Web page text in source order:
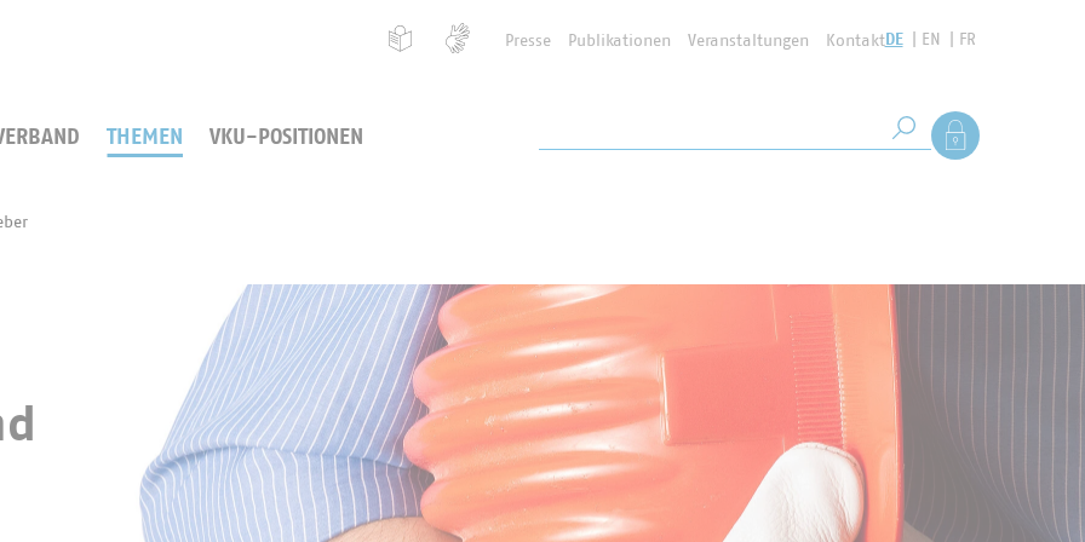
Presse Publikationen Veranstaltungen KontaktDE EN FR
THEMEN VKU-POSITIONEN Suche starten
Als Mitglied